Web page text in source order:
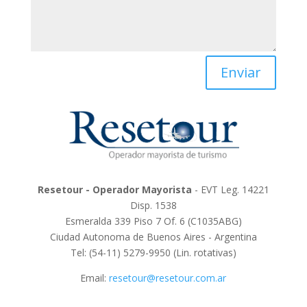
Enviar
Resetour - Operador Mayorista - EVT Leg. 14221
Disp. 1538
Esmeralda 339 Piso 7 Of. 6 (C1035ABG)
Ciudad Autonoma de Buenos Aires - Argentina
Tel: (54-11) 5279-9950 (Lin. rotativas)
Email:resetour@resetour.com.ar